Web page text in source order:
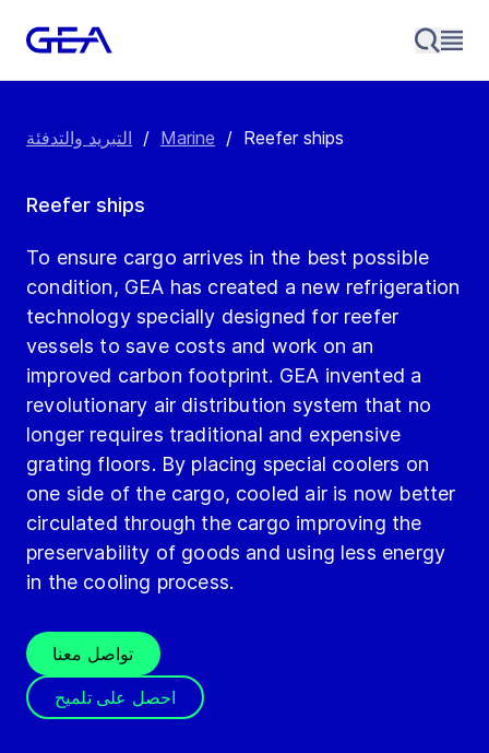
التبريد والتدفئة / Marine / Reefer ships
Reefer ships
To ensure cargo arrives in the best possible
condition, GEA has created a new refrigeration
technology specially designed for reefer
vessels to save costs and work on an
improved carbon footprint. GEA invented a
revolutionary air distribution system that no
longer requires traditional and expensive
grating floors. By placing special coolers on
one side of the cargo, cooled air is now better
circulated through the cargo improving the
preservability of goods and using less energy
in the cooling process.
تواصل معنا
احصل على تلميح